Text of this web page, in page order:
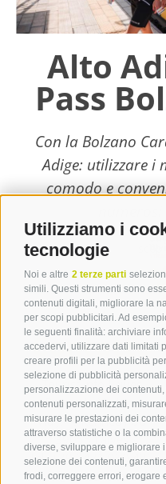
Utilizziamo i
tecnologie
Noi e altre 2 terze parti
simili. Questi strumenti sono
contenuti digitali, migliorare la
per scopi pubblicitari. Ad
le seguenti finalità: archiviare
accedervi, utilizzare dati limitati
creare profili per la pubblicità
selezione di pubblicità
personalizzazione dei
contenuti personalizzati,
misurare le prestazioni dei
attraverso statistiche o la
diverse, sviluppare e migliorare
selezione dei contenuti,
frodi, correggere errori, erogare
Alto
Pass
Con la Bolzano
Adige: utilizzare i
comodo e
Contatto
Tourist Info Laives
Bronzolo Vadena
Via J.-F.-Kennedy 88
39055 Laives
Tel.+39 0471 950 420
info@laives-leifers.it